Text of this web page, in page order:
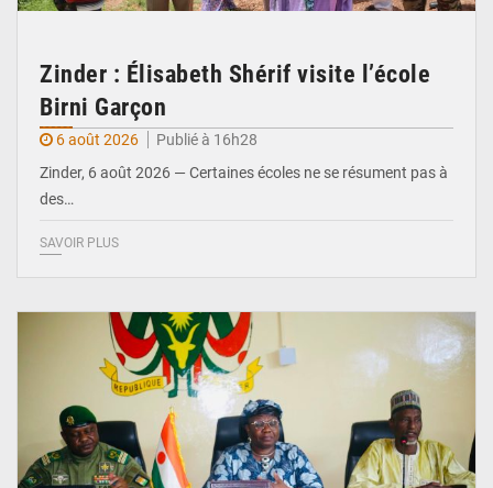
Zinder : Élisabeth Shérif visite l’école
Birni Garçon
6 août 2026
Publié à 16h28
Zinder, 6 août 2026 — Certaines écoles ne se résument pas à
des…
SAVOIR PLUS